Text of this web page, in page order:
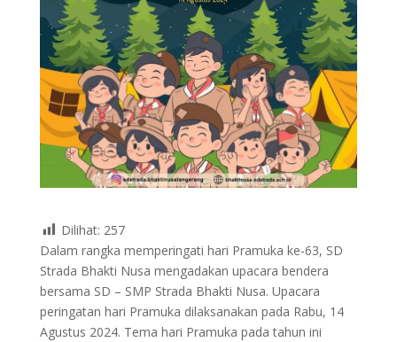
Dilihat: 257
Dalam rangka memperingati hari Pramuka ke-63, SD
Strada Bhakti Nusa mengadakan upacara bendera
bersama SD – SMP Strada Bhakti Nusa. Upacara
peringatan hari Pramuka dilaksanakan pada Rabu, 14
Agustus 2024. Tema hari Pramuka pada tahun ini